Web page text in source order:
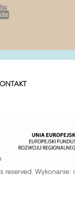
reserved. Wykonanie: